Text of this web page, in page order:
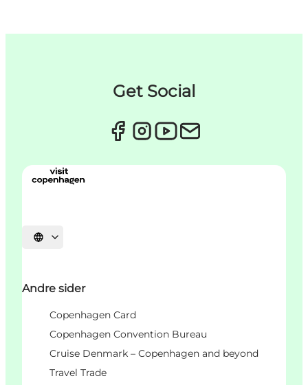
Get Social
Vælg sprog
Andre sider
Copenhagen Card
Copenhagen Convention Bureau
Cruise Denmark – Copenhagen and beyond
Travel Trade